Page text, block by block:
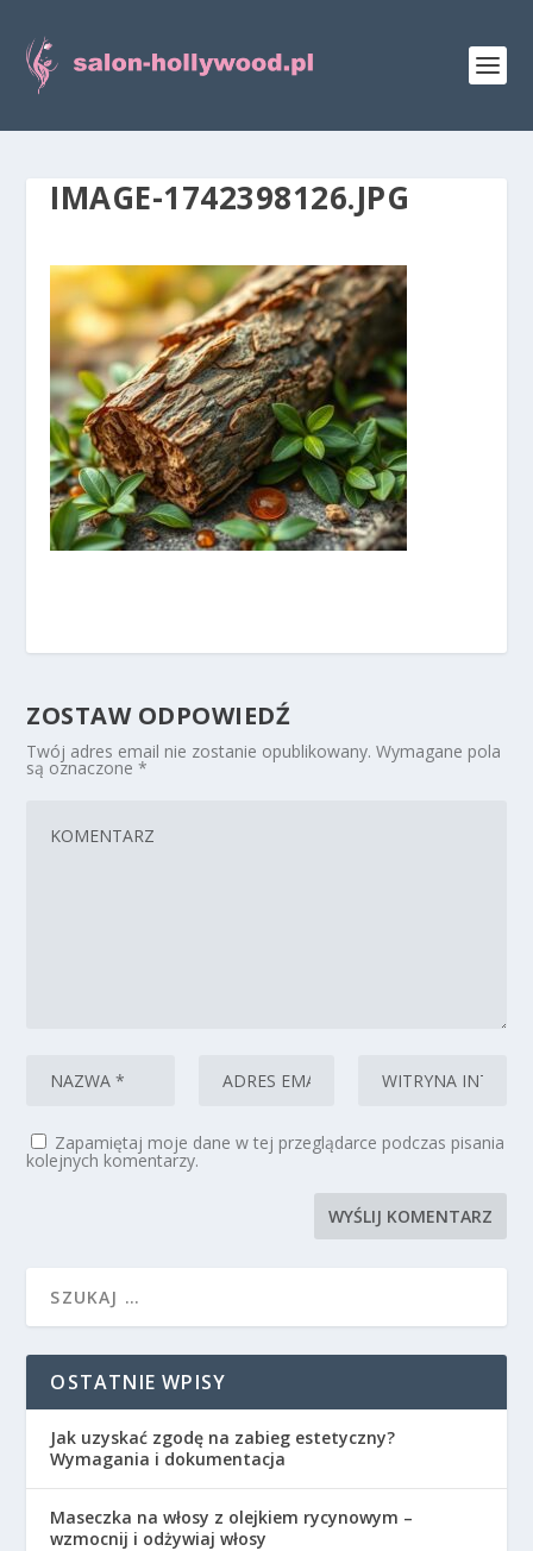
IMAGE-1742398126.JPG
ZOSTAW ODPOWIEDŹ
Twój adres email nie zostanie opublikowany. Wymagane pola
są oznaczone*
Zapamiętaj moje dane w tej przeglądarce podczas pisania
kolejnych komentarzy.
OSTATNIE WPISY
Jak uzyskać zgodę na zabieg estetyczny?
Wymagania i dokumentacja
Maseczka na włosy z olejkiem rycynowym –
wzmocnij i odżywiaj włosy